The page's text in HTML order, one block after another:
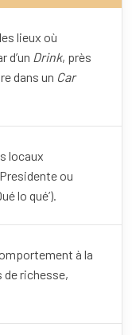
lieux où
d’un Drink, près
dans un Car
locaux
ou
lo qué’).
à la
de richesse,